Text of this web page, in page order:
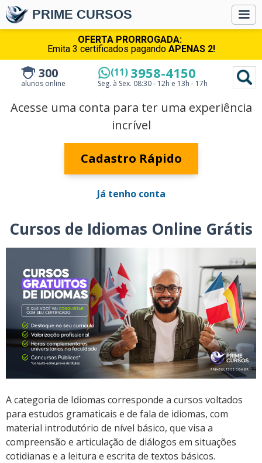
OFERTA PRORROGADA:
Emita 3 certificados pagando APENAS 2!
PRIME CURSOS
300
alunos online
(11) 3958-4150
Seg. à Sex. 08:30 - 12h e 13h - 17h
Acesse uma conta para ter uma experiência
incrível
Cadastro Rápido
Já tenho conta
Cursos de Idiomas Online Grátis
A categoria de Idiomas corresponde a cursos voltados
para estudos gramaticais e de fala de idiomas, com
material introdutório de nível básico, que visa a
compreensão e articulação de diálogos em situações
cotidianas e a leitura e escrita de textos básicos.